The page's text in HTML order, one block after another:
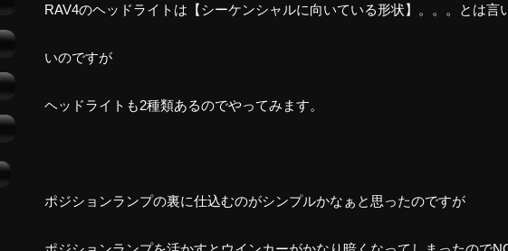
RAV4のヘッドライトは【シーケンシャルに向いている形状】。。。とは言
いのですが
ヘッドライトも2種類あるのでやってみます。
ポジションランプの裏に仕込むのがシンプルかなぁと思ったのですが